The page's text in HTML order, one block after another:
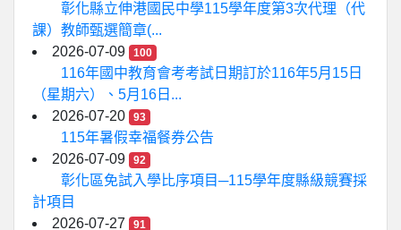
彰化縣立伸港國民中學115學年度第3次代理（代
課）教師甄選簡章(...
2026-07-09
100
116年國中教育會考考試日期訂於116年5月15日
（星期六）、5月16日...
2026-07-20
93
115年暑假幸福餐券公告
2026-07-09
92
彰化區免試入學比序項目─115學年度縣級競賽採
計項目
2026-07-27
91